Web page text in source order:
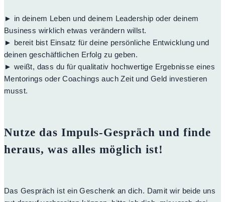
► in deinem Leben und deinem Leadership oder deinem
Business wirklich etwas verändern willst.
► bereit bist Einsatz für deine persönliche Entwicklung und
deinen geschäftlichen Erfolg zu geben.
► weißt, dass du für qualitativ hochwertige Ergebnisse eines
Mentorings oder Coachings auch Zeit und Geld investieren
musst.
Nutze das Impuls-Gespräch und finde
heraus, was alles möglich ist!
Das Gespräch ist ein Geschenk an dich. Damit wir beide uns